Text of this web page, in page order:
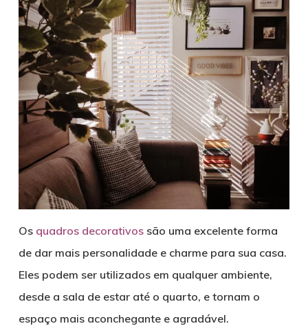
Os quadros decorativossão uma excelente forma
de dar mais personalidade e charme para sua casa.
Eles podem ser utilizados em qualquer ambiente,
desde a sala de estar até o quarto, e tornam o
espaço mais aconchegante e agradável.